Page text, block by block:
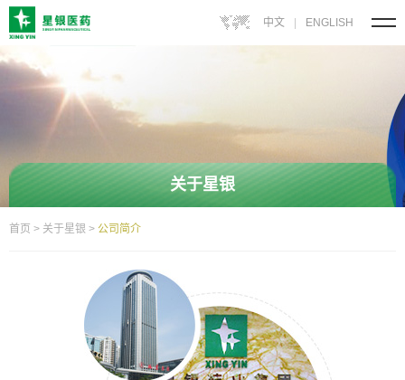
中文 ENGLISH
关于星银
首页 > 关于星银 > 公司简介